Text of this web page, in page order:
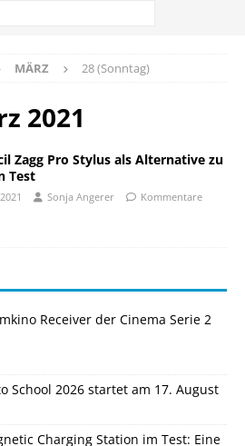
MÄRZ 28 (Sonntag)
2021
Zagg Pro Stylus als Alternative zu
Test
Sonja Angerer
Kommentare
Receiver der Cinema Serie 2
School 2026 startet am 17. August
Charging Station im Test: Eine